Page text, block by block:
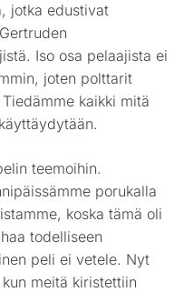
jotka edustivat
Iso osa pelaajista ei
joten polttarit
kaikki mitä
teemoihin.
porukalla
koska tämä oli
todelliseen
peli ei vetele. Nyt
meitä kiristettiin